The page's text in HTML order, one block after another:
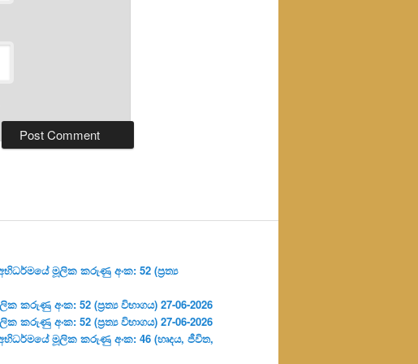
මූලික කරුණු අංක: 52 (ප්‍ර‍ත්‍ය
කරුණු අංක: 52 (ප්‍ර‍ත්‍ය විභාගය) 27-06-2026
කරුණු අංක: 52 (ප්‍ර‍ත්‍ය විභාගය) 27-06-2026
මූලික කරුණු අංක: 46 (හෘදය, ජීවිත,